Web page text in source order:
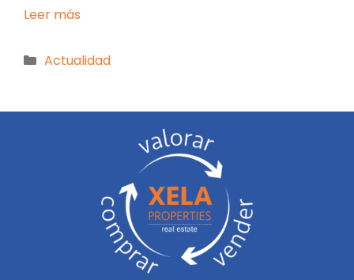
Leer más
Actualidad